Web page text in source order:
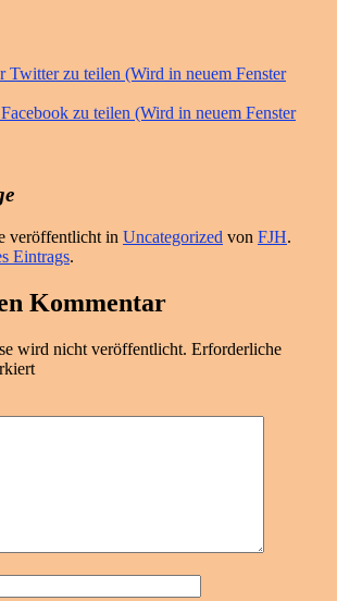
Twitter zu teilen (Wird in neuem Fenster
zu teilen (Wird in neuem Fenster
veröffentlicht in Uncategorized von FJH.
Eintrags.
Kommentar
wird nicht veröffentlicht. Erforderliche